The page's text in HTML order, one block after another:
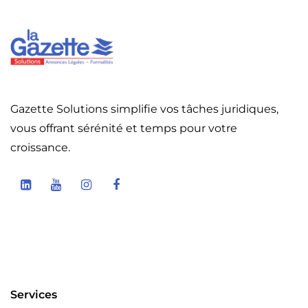
Gazette Solutions simplifie vos tâches juridiques,
vous offrant sérénité et temps pour votre
croissance.
Services